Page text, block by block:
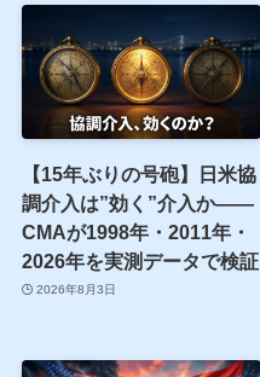
【15年ぶりの号砲】日米協
調介入は”効く”介入か——
CMAが1998年・2011年・
2026年を実測データで検証
2026年8月3日